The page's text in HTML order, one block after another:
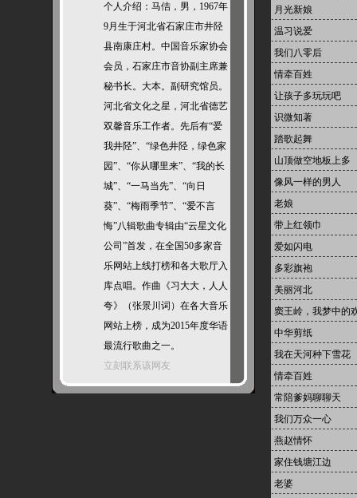
个人介绍：马佶，男，1967年
9月生于河北省石家庄市井陉
县南康庄村。中国音乐家协会
会员，石家庄市音协副主席兼
秘书长。大本。副研究馆员。
河北省文化之星，河北省德艺
双馨音乐工作者。先后有“爱
我井陉”、“绿色井陉，绿色家
园”、“你从哪里来”、“我的长
城”、“一马当先”、“向日
葵”、“梅雨季节”、“爱不言
悔”八辑歌曲专辑由“云星文化
公司”首发，在全国50多家音
乐网站上线打榜和各大歌厅入
库点唱。作曲《习大大，人人
夸》（张景川词）在各大音乐
网站上榜，成为2015年度华语
最流行歌曲之一。
立刻联系该网友
月光新娘
温习说爱
我们八零后
情牵百姓
让孩子多玩玩吧
识微知著
踏歌起舞
山顶做空地板上多
像风一样的男人
老娘
带上红领巾
爱如闪电
多彩旗袍
美丽河北
窦王岭，我梦中的
中华剪纸
我在天河种下雪花
情牵百姓
常陪爹妈聊聊天
我们万众一心
燕赵情怀
家住钱塘江边
老婆